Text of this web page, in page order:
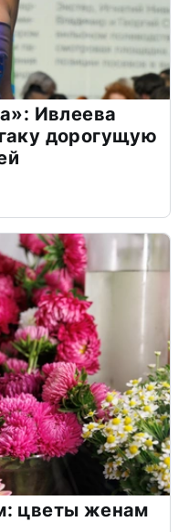
Ивлеева
дорогущую
цветы женам